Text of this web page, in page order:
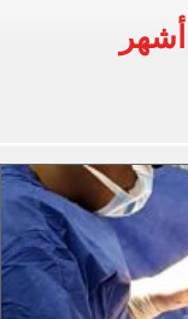
سبور
أشهر